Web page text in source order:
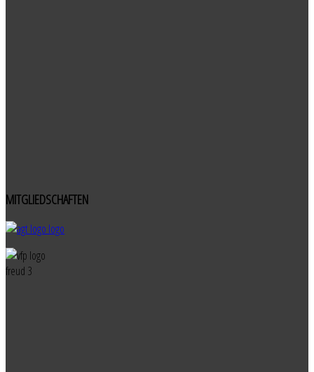
MITGLIEDSCHAFTEN